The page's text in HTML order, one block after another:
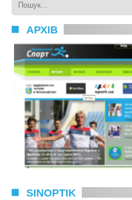
АРХІВ
SINOPTIK